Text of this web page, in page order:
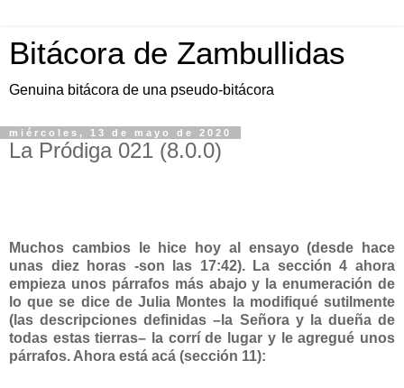
Bitácora de Zambullidas
Genuina bitácora de una pseudo-bitácora
miércoles, 13 de mayo de 2020
La Pródiga 021 (8.0.0)
Muchos cambios le hice hoy al ensayo (desde hace
unas diez horas -son las 17:42). La sección 4 ahora
empieza unos párrafos más abajo y la enumeración de
lo que se dice de Julia Montes la modifiqué sutilmente
(las descripciones definidas –la Señora y la dueña de
todas estas tierras– la corrí de lugar y le agregué unos
párrafos. Ahora está acá (sección 11):